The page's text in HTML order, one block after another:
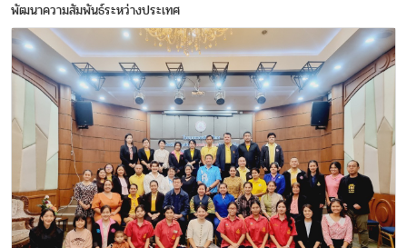
พัฒนาความสัมพันธ์ระหว่างประเทศ